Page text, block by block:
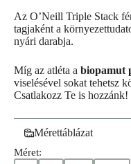
Az O’Neill Triple Stack
tagjaként a
nyári darabja.
Míg az atléta a biopamut
viselésével sokat tehetsz
Csatlakozz Te is
Mérettáblázat
Méret: